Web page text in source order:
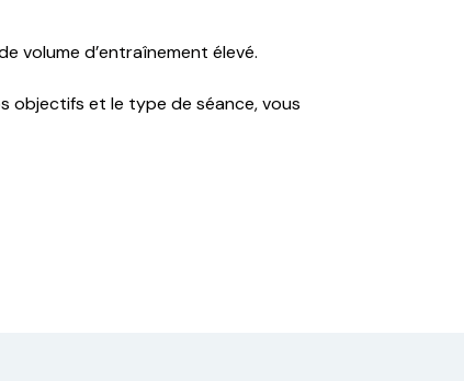
volume d’entraînement élevé.
objectifs et le type de séance, vous